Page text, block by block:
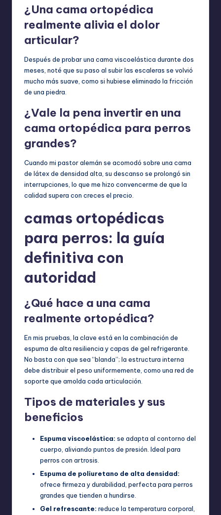
¿Una cama ortopédica
realmente alivia el dolor
articular?
Después de probar una cama viscoelástica durante dos
meses, noté que su paso al subir las escaleras se volvió
mucho más suave, como si hubiese eliminado la fricción
de una piedra.
¿Vale la pena invertir en una
cama ortopédica para perros
grandes?
Cuando mi pastor alemán se acomodó sobre una cama
de látex de densidad alta, su descanso se prolongó sin
interrupciones, lo que me hizo convencerme de que la
calidad supera con creces el precio.
camas ortopédicas
para perros: la guía
definitiva con
autoridad
¿Qué hace a una cama
realmente ortopédica?
En mis pruebas, la clave está en la combinación de
espuma de alta resiliencia y capas de gel refrigerante.
No basta con que sea “blanda”; la estructura interna
debe distribuir el peso uniformemente, como una red de
soporte que amolda cada articulación.
Tipos de materiales y sus
beneficios
Espuma viscoelástica: se adapta al contorno del
cuerpo, aliviando puntos de presión. Ideal para
perros con artrosis.
Espuma de poliuretano de alta densidad:
ofrece firmeza y durabilidad, perfecta para perros
grandes que tienden a hundirse.
Gel refrescante: reduce la temperatura corporal,